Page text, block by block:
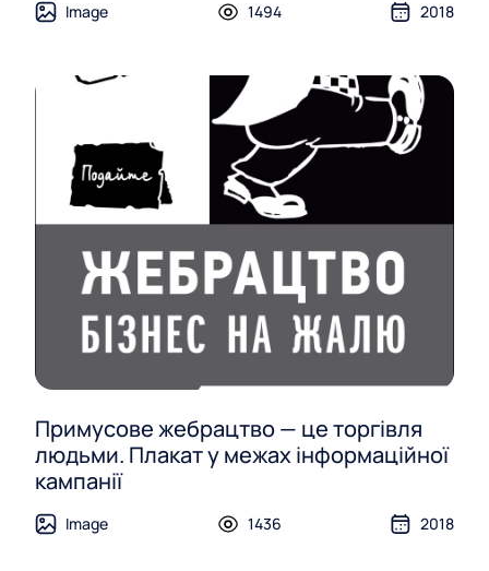
Image 1494 2018
Примусове жебрацтво — це торгівля
людьми. Плакат у межах інформаційної
кампанії
Image 1436 2018